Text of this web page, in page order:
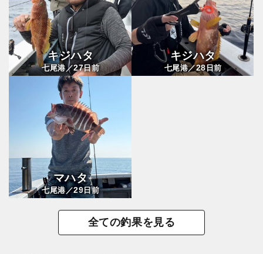
キジハタ
七尾港／27日前
キジハタ
七尾港／28日前
マハタ
七尾港／29日前
全ての釣果を見る